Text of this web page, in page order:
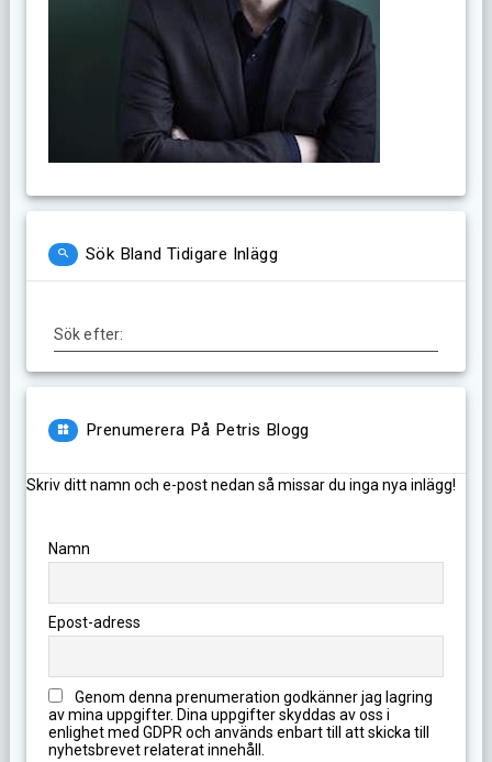
Sök Bland Tidigare Inlägg
Sök efter:
Prenumerera På Petris Blogg
Skriv ditt namn och e-post nedan så missar du inga nya inlägg!
Namn
Epost-adress
Genom denna prenumeration godkänner jag lagring
av mina uppgifter. Dina uppgifter skyddas av oss i
enlighet med GDPR och används enbart till att skicka till
nyhetsbrevet relaterat innehåll.